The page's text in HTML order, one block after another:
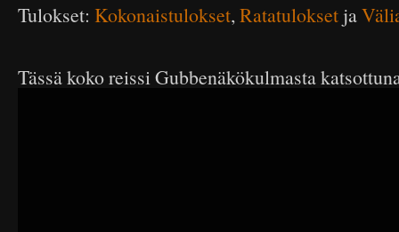
Tulokset: Kokonaistulokset,Ratatuloksetja
Tässä koko reissi Gubbenäkökulmasta